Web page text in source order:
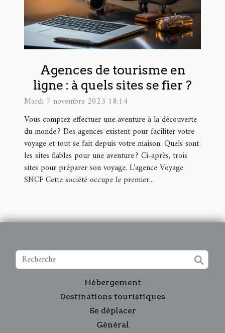
Agences de tourisme en
ligne : à quels sites se fier ?
Mardi 7 novembre 2023 18:14
Vous comptez effectuer une aventure à la découverte
du monde ? Des agences existent pour faciliter votre
voyage et tout se fait depuis votre maison. Quels sont
les sites fiables pour une aventure ? Ci-après, trois
sites pour préparer son voyage. L’agence Voyage
SNCF Cette société occupe le premier...
Hébergement
Destinations touristiques
Se déplacer
Général